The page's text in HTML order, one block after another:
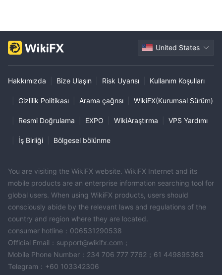
United States
Hakkımızda Bize Ulaşın Risk Uyarısı Kullanım Koşulları
Gizlilik Politikası Arama çağrısı WikiFX(Kurumsal Sürüm)
Resmi Doğrulama EXPO WikiAraştırma VPS Yardımı
İş Birliği Bölgesel bölünme
You are visiting the WikiFX website. WikiFX Internet and its
mobile products are an enterprise information searching tool for
global users. When using WikiFX products, users should
consciously abide by the relevant laws and regulations of the
country and region where they are located.
consumer hotline：006531290538
Official Email：support@wikifx.com；
Mobile Phone Number：234 706 777 7762；61 449895363
Telegram：+60 103342306